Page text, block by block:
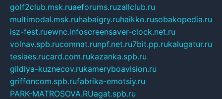
golf2club.msk.ruaeforums.ruzallclub.ru
multimodal.msk.ruhabaigry.ruhaikko.rusobakopedia.ru
isz-fest.ruewnc.infoscreensaver-clock.net.ru
volnav.spb.rucomnat.runpf.net.ru7bit.pp.rukalugatur.ru
tesiaes.rucard.com.rukazanka.spb.ru
gildiya-kuznecov.rukameryboavision.ru
griffoncom.spb.rufabrika-emotsiy.ru
PARK-MATROSOVA.RUagat.spb.ru